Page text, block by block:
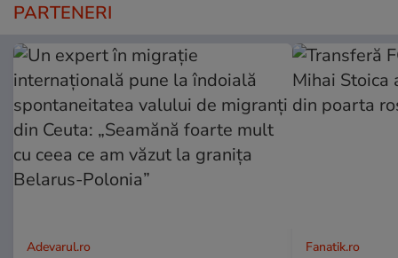
PARTENERI
Adevarul.ro Fanatik.ro